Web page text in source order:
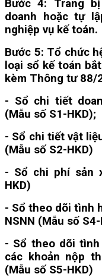
Bước 4: Trang
doanh hoặc tự
nghiệp vụ kế toán.
Bước 5: Tổ chức
loại sổ kế toán
kèm Thông tư 88/
- Sổ chi tiết
(Mẫu số S1-HKD);
- Sổ chi tiết vật
(Mẫu số S2-HKD)
- Sổ chi phí sản
HKD)
- Sổ theo dõi tình
NSNN (Mẫu số S4-
- Sổ theo dõi
các khoản nộp
(Mẫu số S5-HKD)